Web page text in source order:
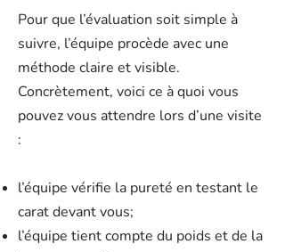
Pour que l’évaluation soit simple à
suivre, l’équipe procède avec une
méthode claire et visible.
Concrètement, voici ce à quoi vous
pouvez vous attendre lors d’une visite
:
l’équipe vérifie la pureté en testant le
carat devant vous;
l’équipe tient compte du poids et de la